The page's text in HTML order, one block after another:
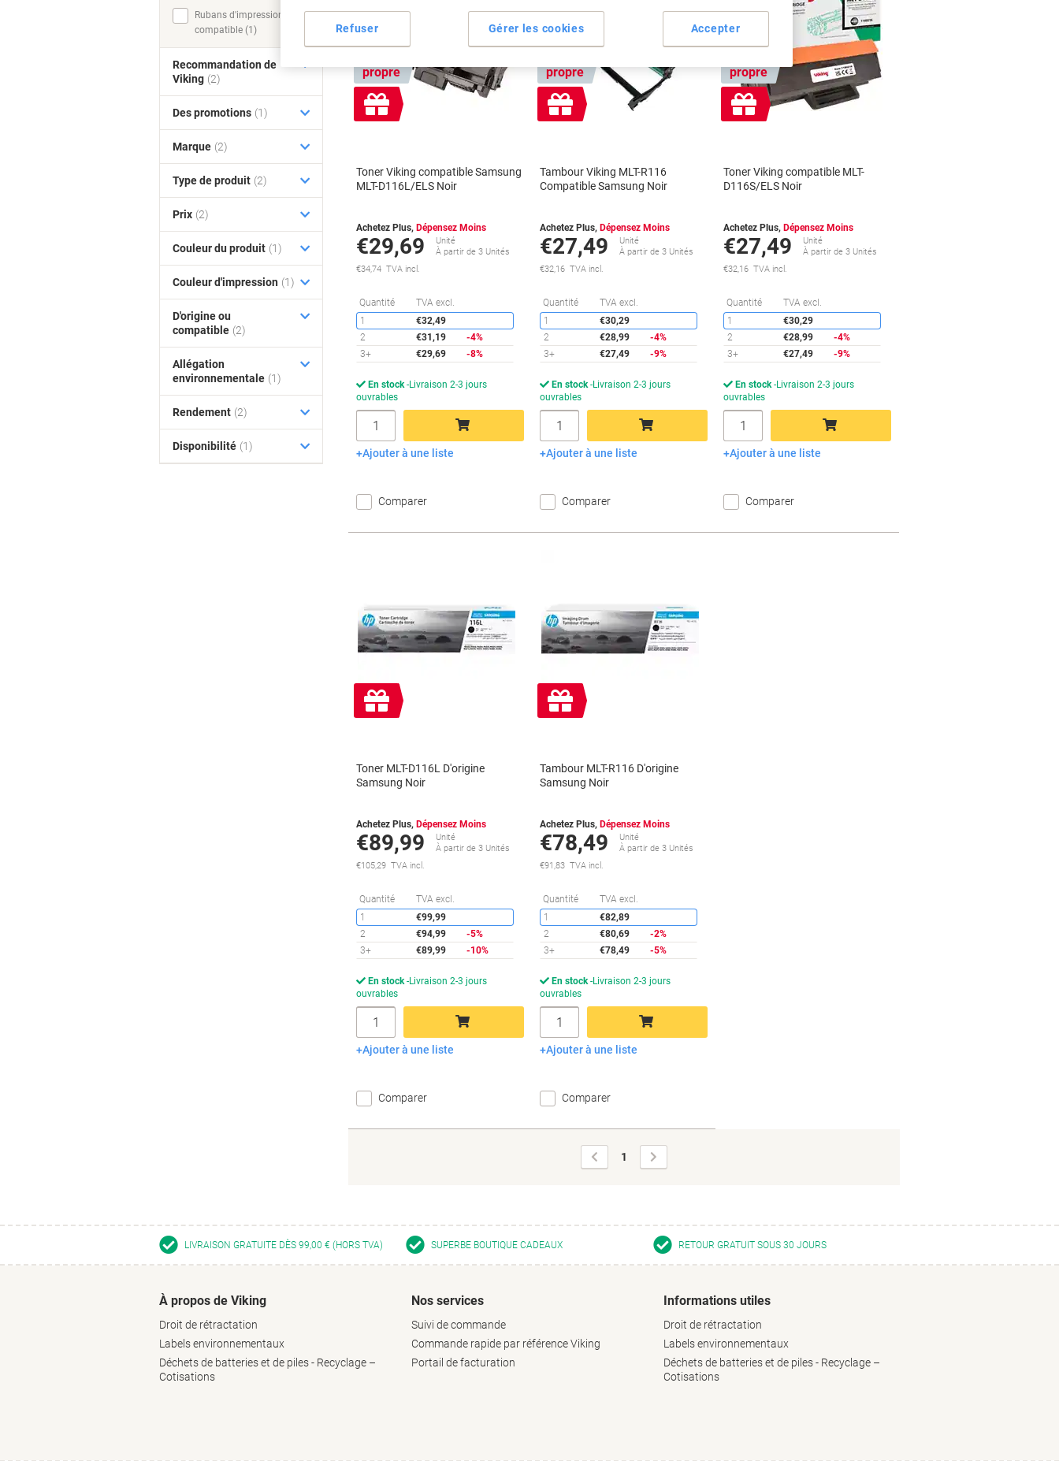
propre
Cadeau
gratuit
Toner Viking compatible Samsung
MLT-D116L/ELS Noir
Achetez Plus, Dépensez Moins
€29,69
Unité
À partir de 3 Unités
€34,74 TVA incl.
Quantité TVA excl.
Économies
1
€32,49
2
€31,19
-4%
3+
€29,69 -8%
En stock Livraison 2-3 jours
ouvrables
Quantité
Ajouter au panier
Ajouter à une liste
Comparer
propre
Cadeau
gratuit
Tambour Viking MLT-R116
Compatible Samsung Noir
Achetez Plus, Dépensez Moins
€27,49
Unité
À partir de 3 Unités
€32,16 TVA incl.
Quantité TVA excl.
Économies
1
€30,29
2
€28,99
-4%
3+
€27,49 -9%
En stock Livraison 2-3 jours
ouvrables
Quantité
Ajouter au panier
Ajouter à une liste
Comparer
propre
Cadeau
gratuit
Toner Viking compatible MLT-
D116S/ELS Noir
Achetez Plus, Dépensez Moins
€27,49
Unité
À partir de 3 Unités
€32,16 TVA incl.
Quantité TVA excl.
1
€30,29
2
€28,99
-4%
3+
€27,49 -9%
En stock Livraison 2-3 jours
ouvrables
Quantité
Ajouter au panier
Ajouter à une liste
Comparer
Cadeau
gratuit
Toner MLT-D116L D'origine
Samsung Noir
Achetez Plus, Dépensez Moins
€89,99
Unité
À partir de 3 Unités
€105,29 TVA incl.
Quantité TVA excl.
Économies
1
€99,99
2
€94,99
-5%
3+
€89,99 -10%
En stock Livraison 2-3 jours
ouvrables
Quantité
Ajouter au panier
Ajouter à une liste
Comparer
Cadeau
gratuit
Tambour MLT-R116 D'origine
Samsung Noir
Achetez Plus, Dépensez Moins
€78,49
Unité
À partir de 3 Unités
€91,83 TVA incl.
Quantité TVA excl.
1
€82,89
2
€80,69
-2%
3+
€78,49 -5%
En stock Livraison 2-3 jours
ouvrables
Quantité
Ajouter au panier
Ajouter à une liste
Comparer
Page
précédente
1
suivante
Rubans d'impression,
compatible (1)
Recommandation de
Viking (2)
Des promotions (1)
Marque (2)
Type de produit (2)
Prix (2)
Couleur du produit (1)
Couleur d'impression (1)
D'origine ou
compatible (2)
Allégation
environnementale (1)
Rendement (2)
Disponibilité (1)
LIVRAISON GRATUITE DÈS 99,00 € (HORS TVA) SUPERBE BOUTIQUE CADEAUX RETOUR GRATUIT SOUS 30 JOURS
À propos de Viking
Droit de rétractation
Labels environnementaux
Déchets de batteries et de piles - Recyclage –
Cotisations
Nos services
Suivi de commande
Commande rapide par référence Viking
Portail de facturation
Informations utiles
Droit de rétractation
Labels environnementaux
Déchets de batteries et de piles - Recyclage –
Cotisations
Gérer les cookies
Refuser Accepter